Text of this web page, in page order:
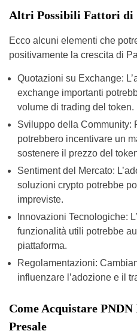
Altri Possibili Fattori di
Ecco alcuni elementi che
positivamente la crescita di
Quotazioni su Exchange:
exchange importanti
volume di trading del token.
Sviluppo della Community:
potrebbero incentivare un
sostenere il prezzo del
Sentiment del Mercato:
soluzioni crypto potrebbe
impreviste.
Innovazioni Tecnologiche:
funzionalità utili potrebbe
piattaforma.
Regolamentazioni:
influenzare l’adozione e il
Come Acquistare
Presale